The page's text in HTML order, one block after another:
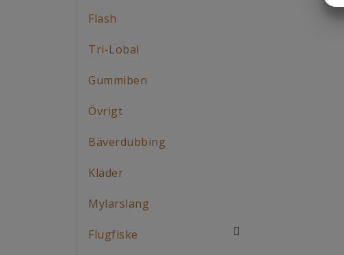
Flash
Tri-Lobal
Gummiben
Övrigt
Bäverdubbing
Kläder
Mylarslang
Flugfiske